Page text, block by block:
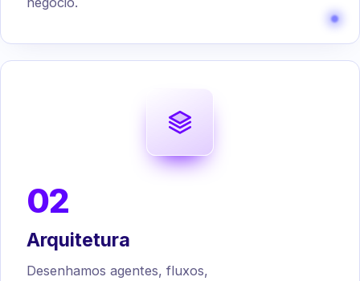
02
Arquitetura
Desenhamos agentes, fluxos,